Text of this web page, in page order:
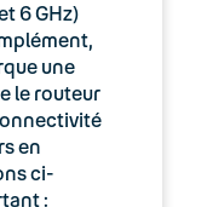
6 GHz)
une
le routeur
en
ci-
: